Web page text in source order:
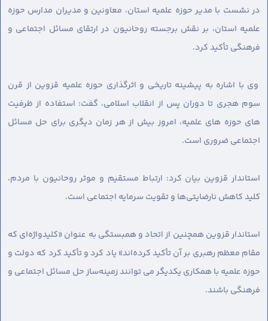
در نشست با مدیر حوزه علمیه استان، معاونین و مدیران مدارس حوزه
علمیه استان، بر نقش برجسته روحانیون در ارتقای مسائل اجتماعی و
فرهنگی تأکید کرد.
وی با اشاره به پیشینه تاریخی و اثرگذاری حوزه علمیه قزوین از قرن
سوم هجری تا دوران پس از انقلاب اسلامی، گفت: استفاده از ظرفیت
های حوزه های علمیه، امروز بیش از هر زمان دیگری برای حل مسائل
اجتماعی ضروری است.
استاندار قزوین بیان کرد: ارتباط مستقیم و موثر روحانیون با مردم،
کلید کاهش نارضایتی‌ها و تقویت سرمایه اجتماعی است.
استاندار قزوین همچنین از اتحاد و همبستگی به عنوان «کلیدواژه‌ای که
مقام معظم رهبری بر آن تأکید کرده‌اند» یاد کرد و تأکید کرد که دولت و
حوزه علمیه با همکاری یکدیگر می توانند زمینه‌ساز حل مسائل اجتماعی و
فرهنگی باشند.